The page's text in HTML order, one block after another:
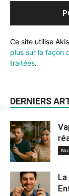
Ce site utilise
plus sur la façon
traitées.
DERNIERS